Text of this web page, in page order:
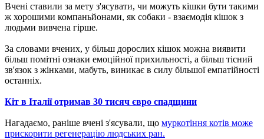
Вчені ставили за мету з'ясувати, чи можуть кішки бути такими
ж хорошими компаньйонами, як собаки - взаємодія кішок з
людьми вивчена гірше.
За словами вчених, у більш дорослих кішок можна виявити
більш помітні ознаки емоційної прихильності, а більш тісний
зв'язок з жінками, мабуть, виникає в силу більшої емпатійності
останніх.
Кіт в Італії отримав 30 тисяч євро спадщини
Нагадаємо, раніше вчені з'ясували, що муркотіння котів може
прискорити регенерацію людських ран.